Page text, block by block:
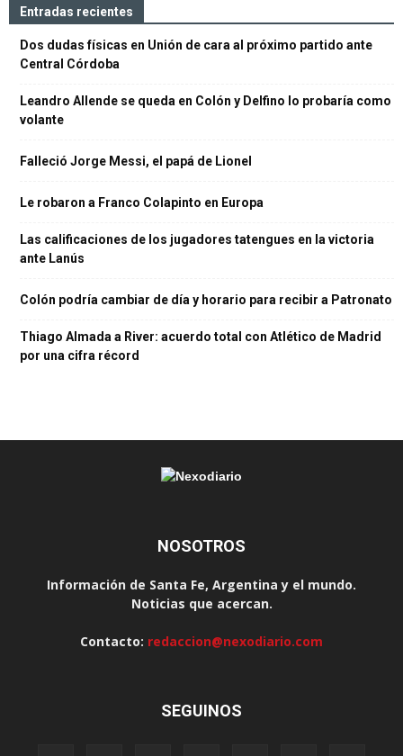
Entradas recientes
Dos dudas físicas en Unión de cara al próximo partido ante
Central Córdoba
Leandro Allende se queda en Colón y Delfino lo probaría como
volante
Falleció Jorge Messi, el papá de Lionel
Le robaron a Franco Colapinto en Europa
Las calificaciones de los jugadores tatengues en la victoria
ante Lanús
Colón podría cambiar de día y horario para recibir a Patronato
Thiago Almada a River: acuerdo total con Atlético de Madrid
por una cifra récord
NOSOTROS
Información de Santa Fe, Argentina y el mundo.
Noticias que acercan.
Contacto: redaccion@nexodiario.com
SEGUINOS